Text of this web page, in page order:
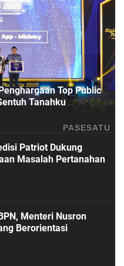
PASESATU
Top Public
Tanahku
Patriot Dukung
Masalah Pertanahan
Menteri Nusron
Berorientasi